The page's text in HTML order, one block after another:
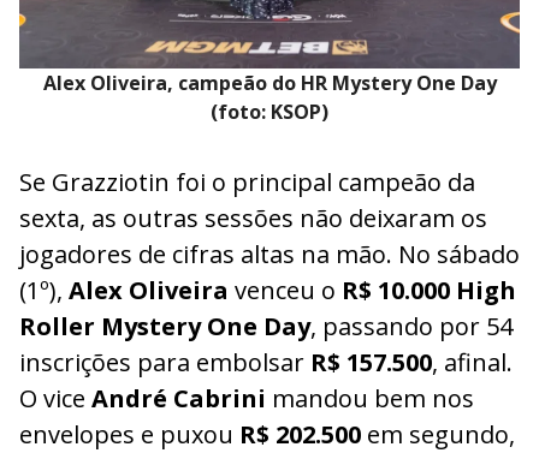
Alex Oliveira, campeão do HR Mystery One Day
(foto: KSOP)
Se Grazziotin foi o principal campeão da
sexta, as outras sessões não deixaram os
jogadores de cifras altas na mão. No sábado
(1º), Alex Oliveira venceu o R$ 10.000 High
Roller Mystery One Day, passando por 54
inscrições para embolsar R$ 157.500, afinal.
O vice André Cabrini mandou bem nos
envelopes e puxou R$ 202.500 em segundo,